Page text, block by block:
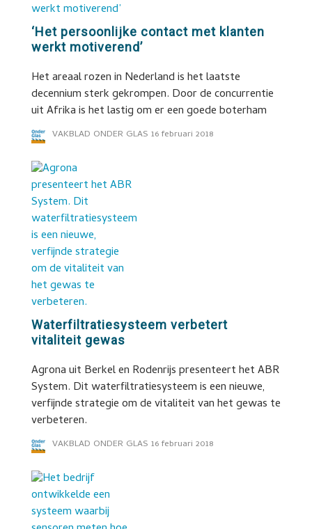
‘Het persoonlijke contact met klanten
werkt motiverend’
Het areaal rozen in Nederland is het laatste
decennium sterk gekrompen. Door de concurrentie
uit Afrika is het lastig om er een goede boterham
VAKBLAD ONDER GLAS 16 februari 2018
Waterfiltratiesysteem verbetert
vitaliteit gewas
Agrona uit Berkel en Rodenrijs presenteert het ABR
System. Dit waterfiltratiesysteem is een nieuwe,
verfijnde strategie om de vitaliteit van het gewas te
verbeteren.
VAKBLAD ONDER GLAS 16 februari 2018